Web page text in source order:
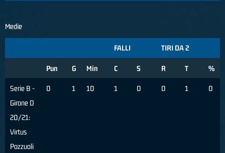
Medie
FALLI TIRI DA 2
Pun G Min C S R T %
Serie B -
Girone D
20/21:
Virtus
Pozzuoli
0 1 10 1 0 0 1 0